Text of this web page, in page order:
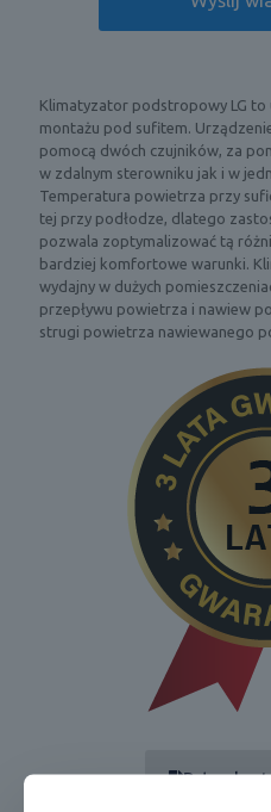
Klimatyzator podstropowy LG
montażu pod sufitem.
pomocą dwóch czujników, za
w zdalnym sterowniku jak i w
Temperatura powietrza przy
tej przy podłodze, dlatego
pozwala zoptymalizować tą
bardziej komfortowe warunki.
wydajny w dużych
przepływu powietrza i nawiew
strugi powietrza nawiewanego
Pełna